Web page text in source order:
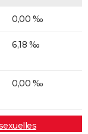
0,00 ‰
6,18 ‰
0,00 ‰